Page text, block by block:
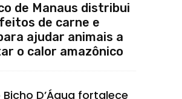
de Manaus distribui
de carne e
ajudar animais a
o calor amazônico
D’Água fortalece